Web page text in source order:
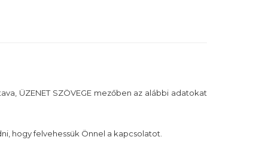
ÜZENET SZÖVEGE mezőben az alábbi adatokat
hogy felvehessük Önnel a kapcsolatot.